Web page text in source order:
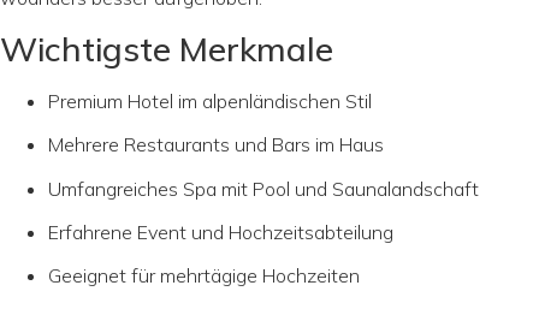
Wichtigste Merkmale
Premium Hotel im alpenländischen Stil
Mehrere Restaurants und Bars im Haus
Umfangreiches Spa mit Pool und Saunalandschaft
Erfahrene Event und Hochzeitsabteilung
Geeignet für mehrtägige Hochzeiten